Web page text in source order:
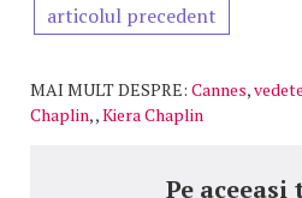
articolul precedent
MAI MULT DESPRE: Cannes,vedete
Chaplin,,Kiera Chaplin
Pe aceeasi